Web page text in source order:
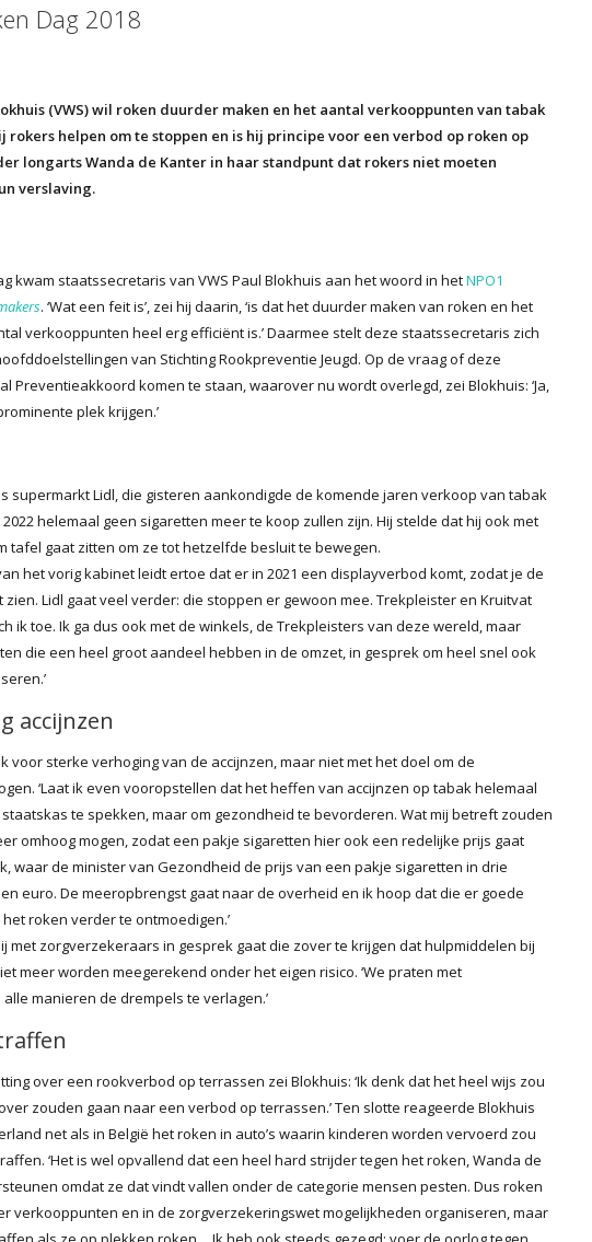
Dag 2018
(VWS) wil roken duurder maken en het aantal verkooppunten van tabak
rokers helpen om te stoppen en is hij principe voor een verbod op roken op
longarts Wanda de Kanter in haar standpunt dat rokers niet moeten
verslaving.
kwam staatssecretaris van VWS Paul Blokhuis aan het woord in hetNPO1
. ‘Wat een feit is’, zei hij daarin, ‘is dat het duurder maken van roken en het
verkooppunten heel erg efficiënt is.’ Daarmee stelt deze staatssecretaris zich
van Stichting Rookpreventie Jeugd. Op de vraag of deze
Preventieakkoord komen te staan, waarover nu wordt overlegd, zei Blokhuis: ‘Ja,
plek krijgen.’
supermarkt Lidl, die gisteren aankondigde de komende jaren verkoop van tabak
helemaal geen sigaretten meer te koop zullen zijn. Hij stelde dat hij ook met
tafel gaat zitten om ze tot hetzelfde besluit te bewegen.
het vorig kabinet leidt ertoe dat er in 2021 een displayverbod komt, zodat je de
Lidl gaat veel verder: die stoppen er gewoon mee. Trekpleister en Kruitvat
ik toe. Ik ga dus ook met de winkels, de Trekpleisters van deze wereld, maar
die een heel groot aandeel hebben in de omzet, in gesprek om heel snel ook
accijnzen
voor sterke verhoging van de accijnzen, maar niet met het doel om de
‘Laat ik even vooropstellen dat het heffen van accijnzen op tabak helemaal
te spekken, maar om gezondheid te bevorderen. Wat mij betreft zouden
omhoog mogen, zodat een pakje sigaretten hier ook een redelijke prijs gaat
waar de minister van Gezondheid de prijs van een pakje sigaretten in drie
euro. De meeropbrengst gaat naar de overheid en ik hoop dat die er goede
roken verder te ontmoedigen.’
met zorgverzekeraars in gesprek gaat die zover te krijgen dat hulpmiddelen bij
meer worden meegerekend onder het eigen risico. ‘We praten met
manieren de drempels te verlagen.’
over een rookverbod op terrassen zei Blokhuis: ‘Ik denk dat het heel wijs zou
zouden gaan naar een verbod op terrassen.’ Ten slotte reageerde Blokhuis
net als in België het roken in auto’s waarin kinderen worden vervoerd zou
‘Het is wel opvallend dat een heel hard strijder tegen het roken, Wanda de
omdat ze dat vindt vallen onder de categorie mensen pesten. Dus roken
verkooppunten en in de zorgverzekeringswet mogelijkheden organiseren, maar